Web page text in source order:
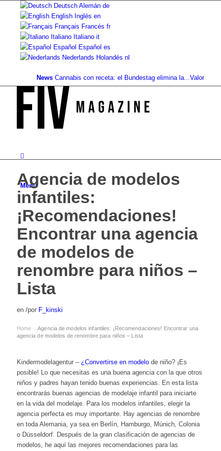
Deutsch Alemán de
English Inglés en
Français Francés fr
Italiano Italiano it
Español Español es
Nederlands Holandés nl
News Cannabis con receta: el Bundestag elimina la...Valor del
Menú
Agencia de modelos
infantiles:
¡Recomendaciones!
Encontrar una agencia
de modelos de
renombre para niños –
Lista
en /por F_kinski
Home › Agencia de modelos infantiles: ¡Recomendaciones! Encontrar una
agencia de modelos de renombre para niños – Lista
Kindermodelagentur – ¿Convertirse en modelode niño? ¡Es
posible! Lo que necesitas es una buena agencia con la que otros
niños y padres hayan tenido buenas experiencias. En esta lista
encontrarás buenas agencias de modelaje infantil para iniciarte
en la vida del modelaje. Para los modelos infantiles, elegir la
agencia perfecta es muy importante. Hay agencias de renombre
en toda Alemania, ya sea en Berlín, Hamburgo, Múnich, Colonia
o Düsseldorf. Después de la gran clasificación de agencias de
modelos, he aquí las mejores recomendaciones para las